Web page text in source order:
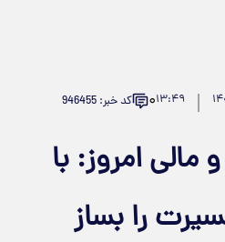
۱۳:۴۹۰ کد خبر: 946455
امروز: با
را بساز